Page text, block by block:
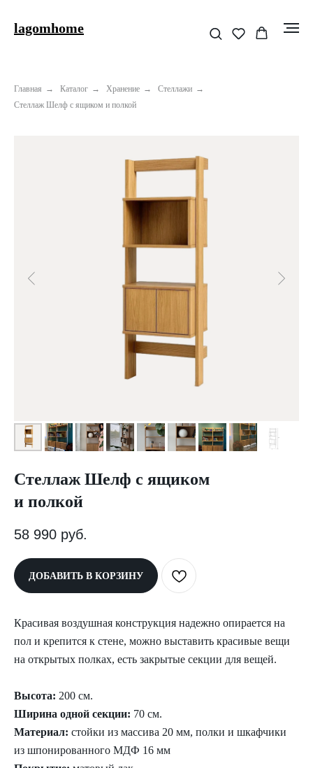
lagomhome
Главная → Каталог → Хранение → Стеллажи →
Стеллаж Шелф с ящиком и полкой
Стеллаж Шелф с ящиком
и полкой
58 990 руб.
ДОБАВИТЬ В КОРЗИНУ
Красивая воздушная конструкция надежно опирается на
пол и крепится к стене, можно выставить красивые вещи
на открытых полках, есть закрытые секции для вещей.
Высота: 200 см.
Ширина одной секции: 70 см.
Материал: стойки из массива 20 мм, полки и шкафчики
из шпонированного МДФ 16 мм